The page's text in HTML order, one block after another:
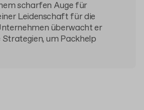
scharfen Auge für
Leidenschaft für die
überwacht er
um Packhelp